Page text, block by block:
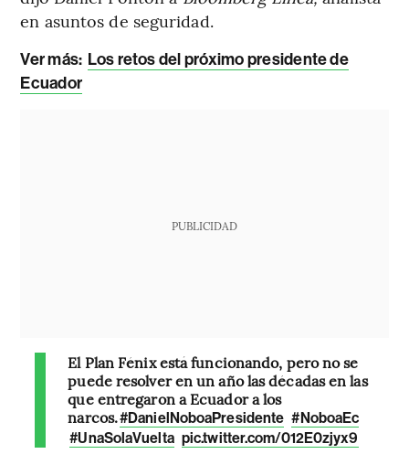
en asuntos de seguridad.
Ver más: Los retos del próximo presidente de
Ecuador
PUBLICIDAD
El Plan Fénix está funcionando, pero no se
puede resolver en un año las décadas en las
que entregaron a Ecuador a los
narcos.#DanielNoboaPresidente #NoboaEc
#UnaSolaVuelta pic.twitter.com/012E0zjyx9